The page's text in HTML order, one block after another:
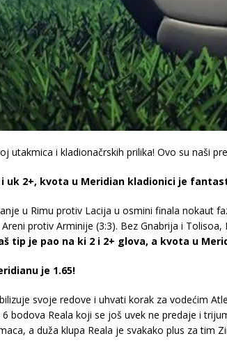
utakmica i kladionačrskih prilika! Ovo su naši
2+, kvota u Meridian kladionici je
u Rimu protiv Lacija u osmini finala nokaut
protiv Arminije (3:3). Bez Gnabrija i
tip je pao na ki 2 i 2+ glova, a kvota u
je 1.65!
svoje redove i uhvati korak za vodećim
bodova Reala koji se još uvek ne predaje i
a duža klupa Reala je svakako plus za tim